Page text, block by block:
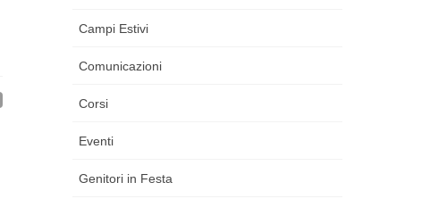
Campi Estivi
Comunicazioni
Corsi
Eventi
Genitori in Festa